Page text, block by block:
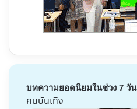
บทความยอดนิยมในช่วง 7 วัน
คนบันเทิง